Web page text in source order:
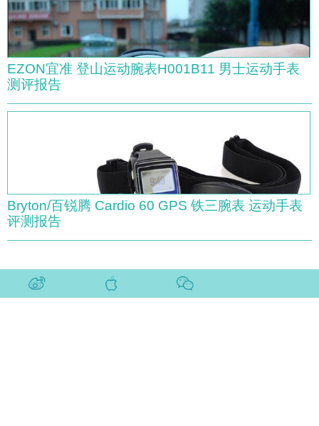
EZON宜准 登山运动腕表H001B11 男士运动手表
测评报告
Bryton/百锐腾 Cardio 60 GPS 铁三腕表 运动手表
评测报告